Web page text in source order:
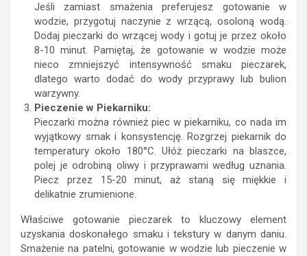
Jeśli zamiast smażenia preferujesz gotowanie w
wodzie, przygotuj naczynie z wrzącą, osoloną wodą.
Dodaj pieczarki do wrzącej wody i gotuj je przez około
8-10 minut. Pamiętaj, że gotowanie w wodzie może
nieco zmniejszyć intensywność smaku pieczarek,
dlatego warto dodać do wody przyprawy lub bulion
warzywny.
Pieczenie w Piekarniku:
Pieczarki można również piec w piekarniku, co nada im
wyjątkowy smak i konsystencję. Rozgrzej piekarnik do
temperatury około 180°C. Ułóż pieczarki na blaszce,
polej je odrobiną oliwy i przyprawami według uznania.
Piecz przez 15-20 minut, aż staną się miękkie i
delikatnie zrumienione.
Właściwe gotowanie pieczarek to kluczowy element
uzyskania doskonałego smaku i tekstury w danym daniu.
Smażenie na patelni, gotowanie w wodzie lub pieczenie w